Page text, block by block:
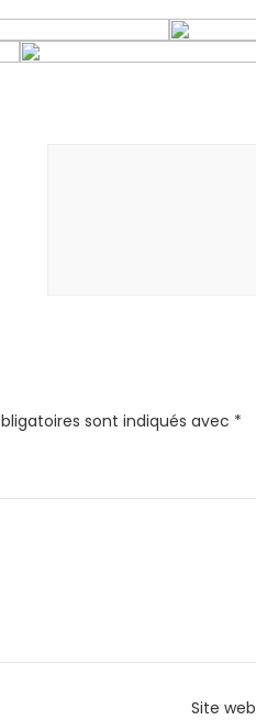
15
août
sont indiqués avec *
Site web